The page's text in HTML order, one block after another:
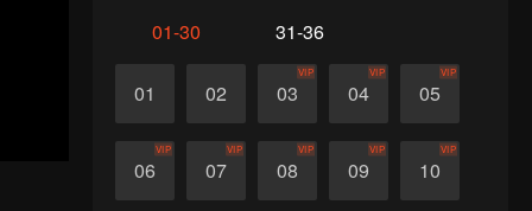
01-30 31-36
01 02 03
VIP
04
VIP
05
VIP
06
VIP
07
VIP
08
VIP
09
VIP
10
VIP